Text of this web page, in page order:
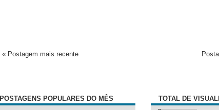
« Postagem mais recente
POSTAGENS POPULARES DO MÊS TOTAL DE